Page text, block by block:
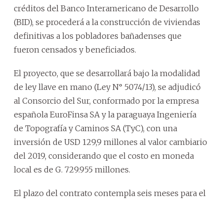
créditos del Banco Interamericano de Desarrollo
(BID), se procederá a la construcción de viviendas
definitivas a los pobladores bañadenses que
fueron censados y beneficiados.
El proyecto, que se desarrollará bajo la modalidad
de ley llave en mano (Ley N° 5074/13), se adjudicó
al Consorcio del Sur, conformado por la empresa
española EuroFinsa SA y la paraguaya Ingeniería
de Topografía y Caminos SA (TyC), con una
inversión de USD 129,9 millones al valor cambiario
del 2019, considerando que el costo en moneda
local es de G. 729.955 millones.
El plazo del contrato contempla seis meses para el